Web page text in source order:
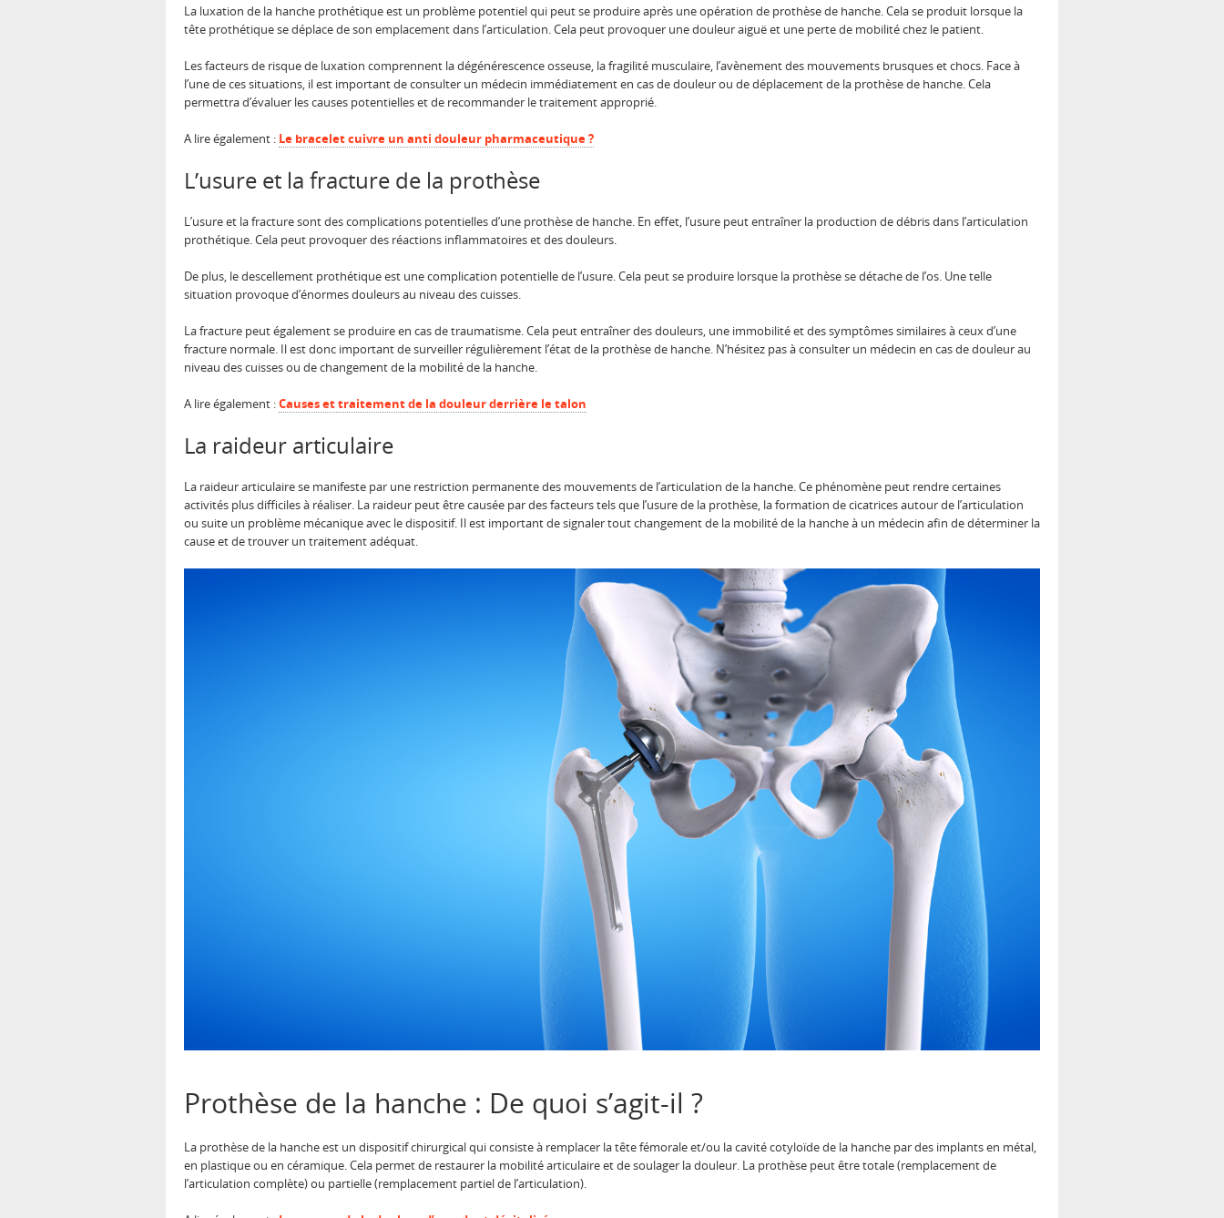
La luxation de la hanche prothétique est un problème potentiel qui peut se produire après une opération de prothèse de hanche. Cela se produit lorsque la
tête prothétique se déplace de son emplacement dans l’articulation. Cela peut provoquer une douleur aiguë et une perte de mobilité chez le patient.
Les facteurs de risque de luxation comprennent la dégénérescence osseuse, la fragilité musculaire, l’avènement des mouvements brusques et chocs. Face à
l’une de ces situations, il est important de consulter un médecin immédiatement en cas de douleur ou de déplacement de la prothèse de hanche. Cela
permettra d’évaluer les causes potentielles et de recommander le traitement approprié.
A lire également : Le bracelet cuivre un anti douleur pharmaceutique ?
L’usure et la fracture de la prothèse
L’usure et la fracture sont des complications potentielles d’une prothèse de hanche. En effet, l’usure peut entraîner la production de débris dans l’articulation
prothétique. Cela peut provoquer des réactions inflammatoires et des douleurs.
De plus, le descellement prothétique est une complication potentielle de l’usure. Cela peut se produire lorsque la prothèse se détache de l’os. Une telle
situation provoque d’énormes douleurs au niveau des cuisses.
La fracture peut également se produire en cas de traumatisme. Cela peut entraîner des douleurs, une immobilité et des symptômes similaires à ceux d’une
fracture normale. Il est donc important de surveiller régulièrement l’état de la prothèse de hanche. N’hésitez pas à consulter un médecin en cas de douleur au
niveau des cuisses ou de changement de la mobilité de la hanche.
A lire également :Causes et traitement de la douleur derrière le talon
La raideur articulaire
La raideur articulaire se manifeste par une restriction permanente des mouvements de l’articulation de la hanche. Ce phénomène peut rendre certaines
activités plus difficiles à réaliser. La raideur peut être causée par des facteurs tels que l’usure de la prothèse, la formation de cicatrices autour de l’articulation
ou suite un problème mécanique avec le dispositif. Il est important de signaler tout changement de la mobilité de la hanche à un médecin afin de déterminer la
cause et de trouver un traitement adéquat.
Prothèse de la hanche : De quoi s’agit-il ?
La prothèse de la hanche est un dispositif chirurgical qui consiste à remplacer la tête fémorale et/ou la cavité cotyloïde de la hanche par des implants en métal,
en plastique ou en céramique. Cela permet de restaurer la mobilité articulaire et de soulager la douleur. La prothèse peut être totale (remplacement de
l’articulation complète) ou partielle (remplacement partiel de l’articulation).